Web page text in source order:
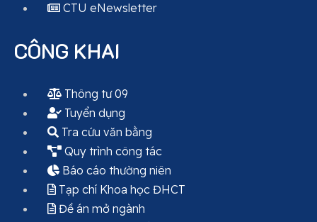
CTU eNewsletter
CÔNG KHAI
Thông tư 09
Tuyển dụng
Tra cứu văn bằng
Quy trình công tác
Báo cáo thường niên
Tạp chí Khoa học ĐHCT
Đề án mở ngành